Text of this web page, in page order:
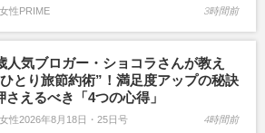
性PRIME 3時間前
人気ブロガー・ショコラさんが教え
とり旅節約術”！満足度アップの秘訣
さえるべき「4つの心得」
性2026年8月18日・25日号 4時間前